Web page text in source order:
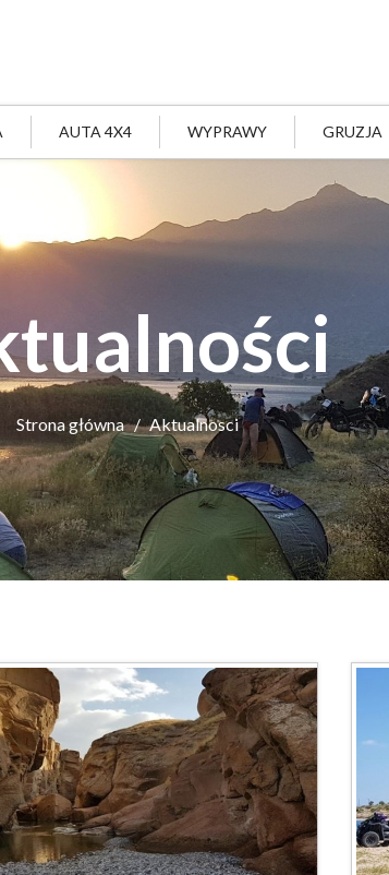
AUTA 4X4 WYPRAWY GRUZJA
Strona główna Aktualnosci